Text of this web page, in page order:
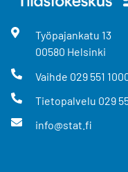
Työpajankatu 13
00580 Helsinki
Vaihde 029 551
Tietopalvelu 029
info@stat.fi